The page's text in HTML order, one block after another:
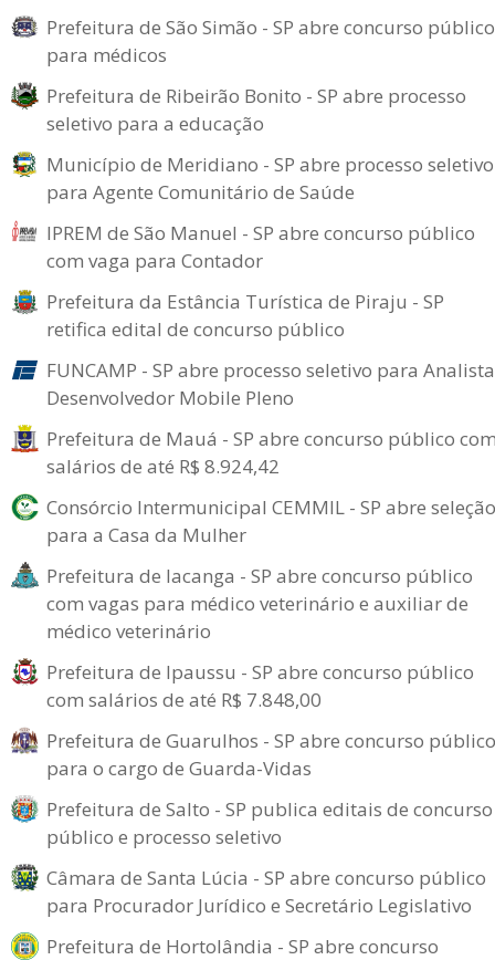
Prefeitura de São Simão - SP abre concurso público
para médicos
Prefeitura de Ribeirão Bonito - SP abre processo
seletivo para a educação
Município de Meridiano - SP abre processo seletivo
para Agente Comunitário de Saúde
IPREM de São Manuel - SP abre concurso público
com vaga para Contador
Prefeitura da Estância Turística de Piraju - SP
retifica edital de concurso público
FUNCAMP - SP abre processo seletivo para Analista
Desenvolvedor Mobile Pleno
Prefeitura de Mauá - SP abre concurso público
salários de até R$ 8.924,42
Consórcio Intermunicipal CEMMIL - SP abre seleção
para a Casa da Mulher
Prefeitura de Iacanga - SP abre concurso público
com vagas para médico veterinário e auxiliar de
médico veterinário
Prefeitura de Ipaussu - SP abre concurso público
com salários de até R$ 7.848,00
Prefeitura de Guarulhos - SP abre concurso público
para o cargo de Guarda-Vidas
Prefeitura de Salto - SP publica editais de concurso
público e processo seletivo
Câmara de Santa Lúcia - SP abre concurso público
para Procurador Jurídico e Secretário Legislativo
Prefeitura de Hortolândia - SP abre concurso